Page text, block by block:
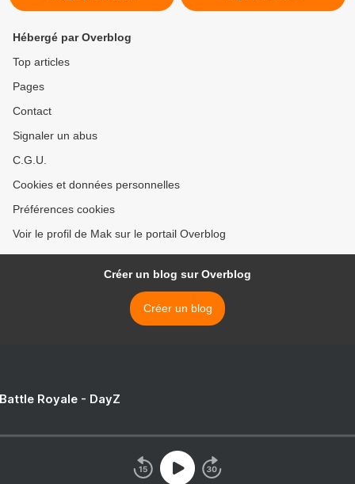
Hébergé par Overblog
Top articles
Pages
Contact
Signaler un abus
C.G.U.
Cookies et données personnelles
Préférences cookies
Voir le profil de Mak sur le portail Overblog
Créer un blog sur Overblog
Créer un blog
Royale - DayZ